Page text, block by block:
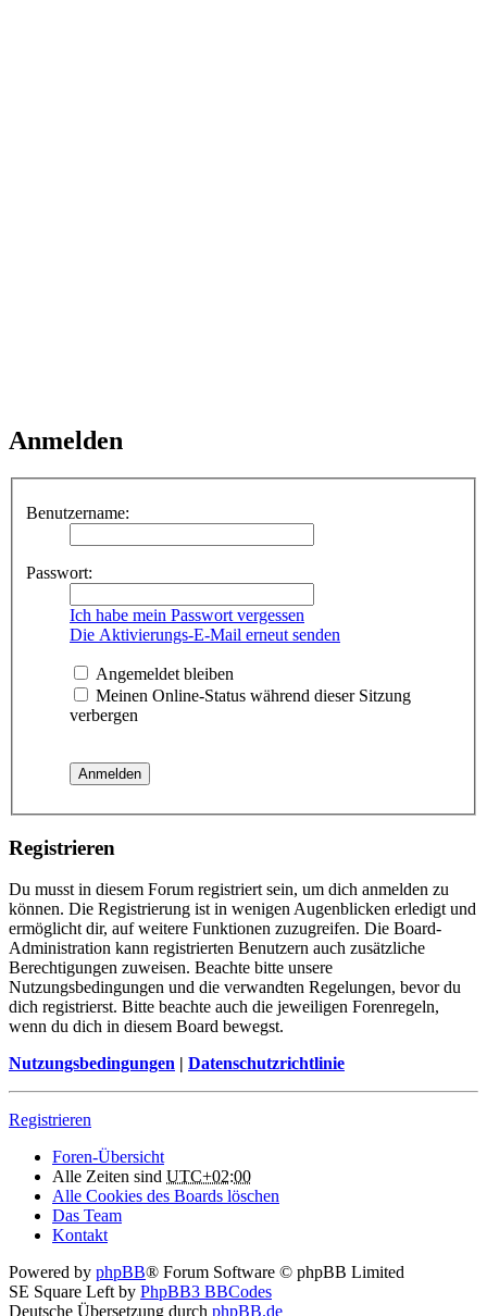
Anmelden
Benutzername:
Passwort:
Ich habe mein Passwort vergessen
Die Aktivierungs-E-Mail erneut senden
Angemeldet bleiben
Meinen Online-Status während dieser Sitzung
verbergen
Registrieren
Du musst in diesem Forum registriert sein, um dich anmelden zu
können. Die Registrierung ist in wenigen Augenblicken erledigt und
ermöglicht dir, auf weitere Funktionen zuzugreifen. Die Board-
Administration kann registrierten Benutzern auch zusätzliche
Berechtigungen zuweisen. Beachte bitte unsere
Nutzungsbedingungen und die verwandten Regelungen, bevor du
dich registrierst. Bitte beachte auch die jeweiligen Forenregeln,
wenn du dich in diesem Board bewegst.
Nutzungsbedingungen | Datenschutzrichtlinie
Registrieren
Foren-Übersicht
Alle Zeiten sind UTC+02:00
Alle Cookies des Boards löschen
Das Team
Kontakt
Powered by phpBB® Forum Software © phpBB Limited
SE Square Left by PhpBB3 BBCodes
Deutsche Übersetzung durch phpBB.de